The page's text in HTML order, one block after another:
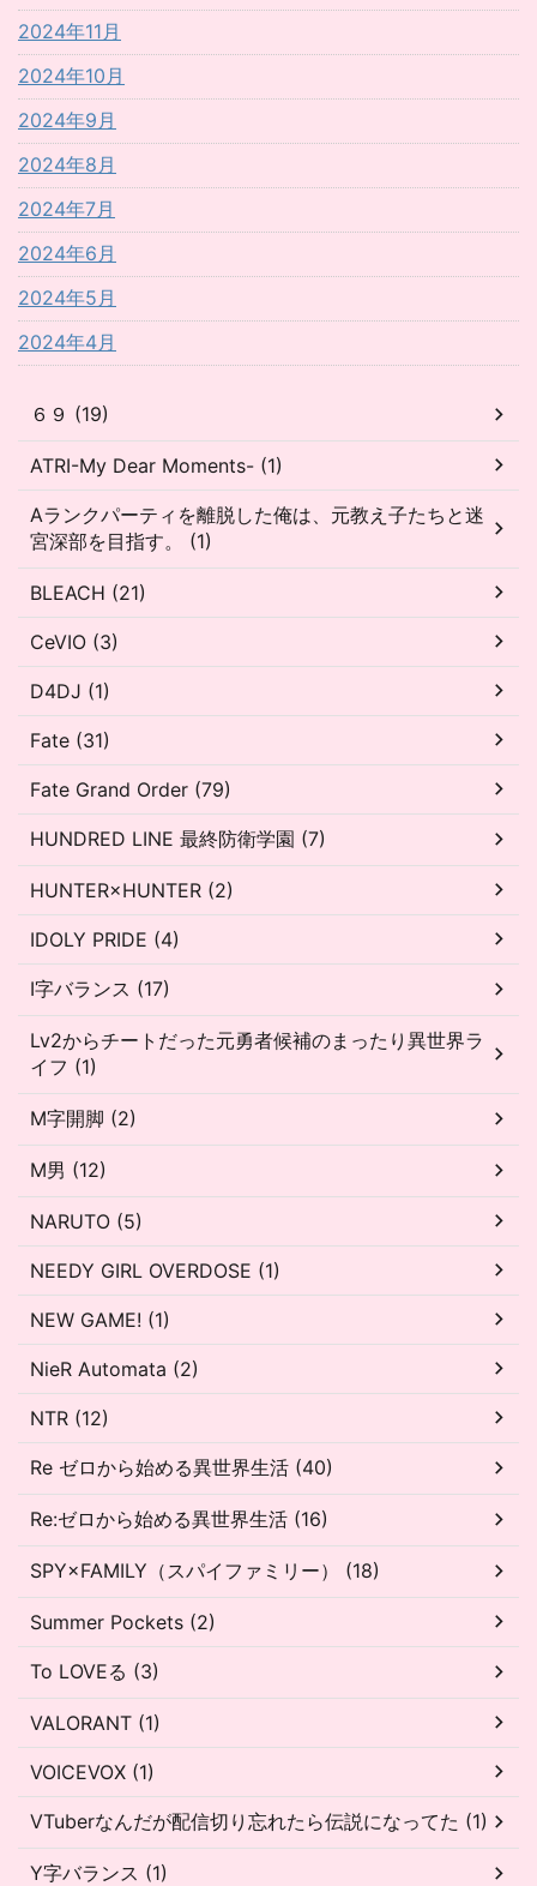
2024年11月
2024年10月
2024年9月
2024年8月
2024年7月
2024年6月
2024年5月
2024年4月
６９ (19)
ATRI-My Dear Moments- (1)
Aランクパーティを離脱した俺は、元教え子たちと迷
宮深部を目指す。 (1)
BLEACH (21)
CeVIO (3)
D4DJ (1)
Fate (31)
Fate Grand Order (79)
HUNDRED LINE 最終防衛学園 (7)
HUNTER×HUNTER (2)
IDOLY PRIDE (4)
I字バランス (17)
Lv2からチートだった元勇者候補のまったり異世界ラ
イフ (1)
M字開脚 (2)
M男 (12)
NARUTO (5)
NEEDY GIRL OVERDOSE (1)
NEW GAME! (1)
NieR Automata (2)
NTR (12)
Re ゼロから始める異世界生活 (40)
Re:ゼロから始める異世界生活 (16)
SPY×FAMILY（スパイファミリー） (18)
Summer Pockets (2)
To LOVEる (3)
VALORANT (1)
VOICEVOX (1)
VTuberなんだが配信切り忘れたら伝説になってた (1)
Y字バランス (1)